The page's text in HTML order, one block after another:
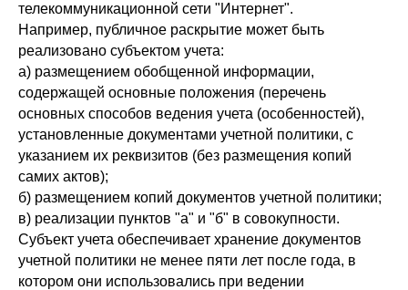
телекоммуникационной сети "Интернет".
Например, публичное раскрытие может быть
реализовано субъектом учета:
а) размещением обобщенной информации,
содержащей основные положения (перечень
основных способов ведения учета (особенностей),
установленные документами учетной политики, с
указанием их реквизитов (без размещения копий
самих актов);
б) размещением копий документов учетной политики;
в) реализации пунктов "а" и "б" в совокупности.
Субъект учета обеспечивает хранение документов
учетной политики не менее пяти лет после года, в
котором они использовались при ведении